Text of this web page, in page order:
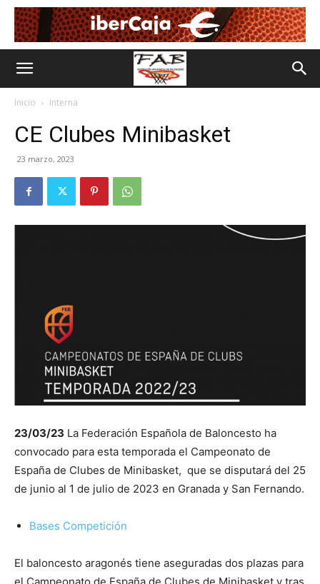
Inicio Interna
CE Clubes Minibasket
23 marzo, 2023
23/03/23 La Federación Española de Baloncesto ha
convocado para esta temporada el Campeonato de
España de Clubes de Minibasket, que se disputará del 25
de junio al 1 de julio de 2023 en Granada y San Fernando.
Bases Competición
El baloncesto aragonés tiene aseguradas dos plazas para